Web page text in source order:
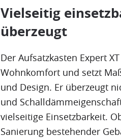
Vielseitig
überzeugt
Der Aufsatzkasten Expert
Wohnkomfort und setzt
und Design. Er überzeugt
und
vielseitige Einsetzbarkeit.
Sanierung bestehender